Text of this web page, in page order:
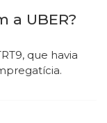
a UBER?
que havia